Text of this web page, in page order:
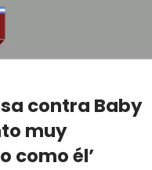
contra Baby
muy
como él’